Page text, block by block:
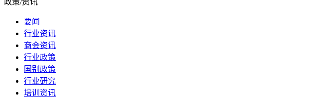
政策/资讯
要闻
行业资讯
商会资讯
行业政策
国别政策
行业研究
培训资讯